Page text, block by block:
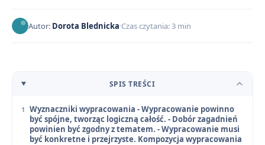
Autor: Dorota Blednicka Czas czytania: 3 min
SPIS TREŚCI
Wyznaczniki wypracowania - Wypracowanie powinno
być spójne, tworząc logiczną całość. - Dobór zagadnień
powinien być zgodny z tematem. - Wypracowanie musi
być konkretne i przejrzyste. Kompozycja wypracowania